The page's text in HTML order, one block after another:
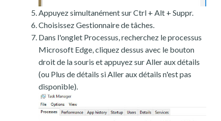
Appuyez simultanément sur Ctrl + Alt + Suppr.
Choisissez Gestionnaire de tâches.
Dans l'onglet Processus, recherchez le processus
Microsoft Edge, cliquez dessus avec le bouton
droit de la souris et appuyez sur Aller aux détails
(ou Plus de détails si Aller aux détails n'est pas
disponible).